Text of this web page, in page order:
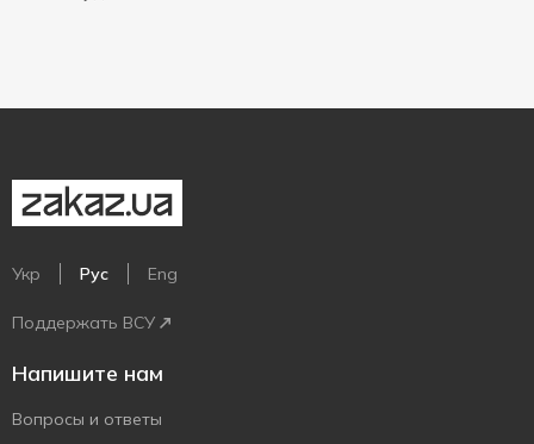
Укр Рус Eng
Поддержать ВСУ
Напишите нам
Вопросы и ответы